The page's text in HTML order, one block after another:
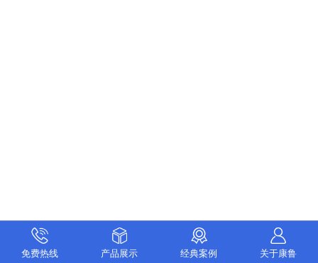
免费热线 产品展示 经典案例 关于康鲁